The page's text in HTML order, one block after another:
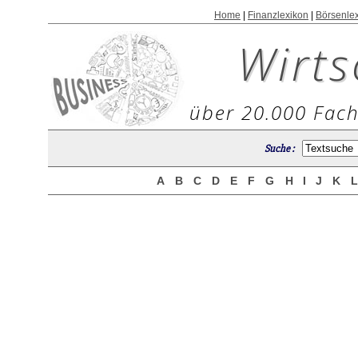
Home Finanzlexikon
über 20.000
Suche :
A B C D E F G H I J K